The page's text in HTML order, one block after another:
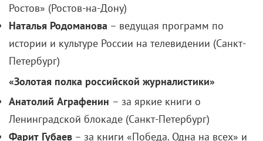
Ростов» (Ростов-на-Дону)
Наталья Родоманова – ведущая программ по
истории и культуре России на телевидении (Санкт-
Петербург)
«Золотая полка российской журналистики»
Анатолий Аграфенин – за яркие книги о
Ленинградской блокаде (Санкт-Петербург)
Фарит Губаев – за книги «Победа. Одна на всех» и